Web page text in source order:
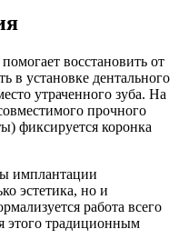
восстановить от
в установке дентального
утраченного зуба. На
прочного
фиксируется коронка
имплантации
эстетика, но и
работа всего
этого традиционным